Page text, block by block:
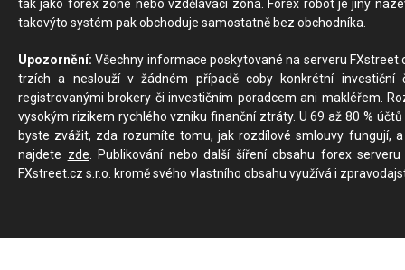
tak jako forex zone nebo vzdělávací zóna. Forex robot je jiný
takovýto systém pak obchoduje samostatně bez obchodníka.
Upozornění: Všechny informace poskytované na serveru
trzích a neslouží v žádném případě coby konkrétní investiční
registrovanými brokery či investičním poradcem ani makléřem.
vysokým rizikem rychlého vzniku finanční ztráty. U 69 až 80 %
byste zvážit, zda rozumíte tomu, jak rozdílové smlouvy fungují,
najdete zde. Publikování nebo další šíření obsahu forex
FXstreet.cz s.r.o. kromě svého vlastního obsahu využívá i